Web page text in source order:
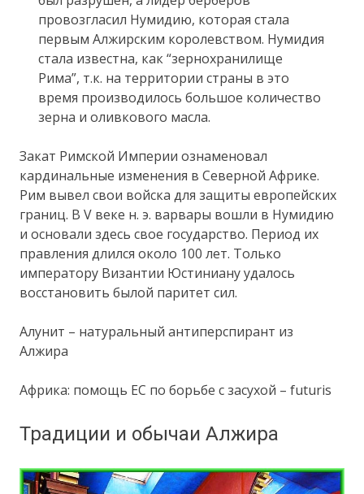
провозгласил Нумидию, которая стала
первым Алжирским королевством. Нумидия
стала известна, как “зернохранилище
Рима”, т.к. на территории страны в это
время производилось большое количество
зерна и оливкового масла.
Закат Римской Империи ознаменовал
кардинальные изменения в Северной Африке.
Рим вывел свои войска для защиты европейских
границ. В V веке н. э. варвары вошли в Нумидию
и основали здесь свое государство. Период их
правления длился около 100 лет. Только
императору Византии Юстиниану удалось
восстановить былой паритет сил.
Алунит – натуральный антиперспирант из
Алжира
Африка: помощь ЕС по борьбе с засухой – futuris
Традиции и обычаи Алжира